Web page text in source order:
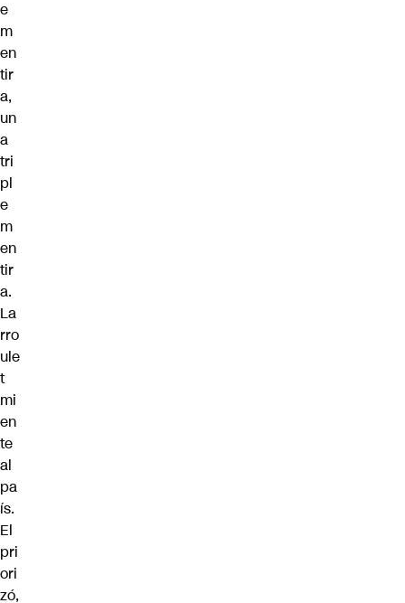
e
m
en
tir
a,
un
a
tri
pl
e
m
en
tir
a.
La
rro
ule
t
mi
en
te
al
pa
ís.
El
pri
ori
zó,